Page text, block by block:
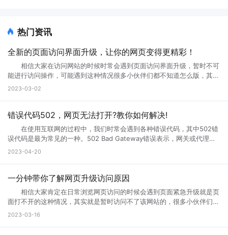
热门资讯
全新的页面访问界面升级，让你的网页变得更精彩！
相信大家在访问网站的时候时常会遇到页面访问界面升级，暂时不可
能进行访问操作，可能遇到这种情况很多小伙伴们都不知道怎么版，其实
互联网网页在正常使用过程中是不会出现这种问题的。那么如果遇到页面
问页面，就是用户们正在访问的网页正在进行升级，暂时不可能进行访问
者们会通过升级访问提升网页的流畅度，让大家后续访问过程中更加顺
畅。这样上网就不会太卡了。 页面访问界面升级通知怎么设置出现页
面访问升级通知中，可以首先打开这个永久访问页面，然后点击升级按
钮，点击升级以后，网络就会自动的升级的，如果手机不会自动升级的
次，通过以上方式就可以打开需要访问的页面。 页面访问升级出
错? 有几个情况会导致这个现象出现： 1.你的网速过慢，网页代
码没有完全下载就运行了，导致不完整，当然就错误了。请刷新。 2.
器。 4.你的IE浏览器缓存出错，请右键点击桌面IE浏览器，选择属
2023-03-02
错误代码502，网页无法打开?教你如何解决!
在使用互联网的过程中，我们时常会遇到各种错误代码，其中502错
误代码是最为常见的一种。502 Bad Gateway错误表示，网关或代理服
务无法将请求发送到上游服务器。那么，错误代码502是什么意思?错误
到的响应无效或不完整。通常，这种情况发生在文件太大或处理速度太慢
被发送到它的代理服务器。如果代理服务器在尝试访问网站时无法从上游
服务器获取完整的响应，则会生成502错误代码。 502错误代码通常
是由代理服务器、网关或负载均衡器等设备导致的，而不是由您的计算机
或网络连接引起的。这意味着您只能为自己的网络连接做些有限的调整，
2023-04-20
一分钟带你了解网页升级访问原因
相信大家肯定在日常浏览网页访问的时候会遇到页面紧急升级就是页
面打不开的这种情况，其实就是暂时访问不了该网站的，很多小伙伴们搞
不清楚网页升级访问是什么意思，也不知道网页升级访问原因?其实这种
2023-03-16